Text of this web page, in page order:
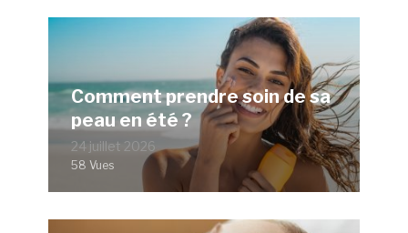
Comment prendre soin de sa
peau en été ?
24 juillet 2026
58 Vues